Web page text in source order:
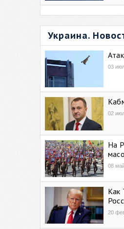
Украина.
03
02
На
08
Как
20